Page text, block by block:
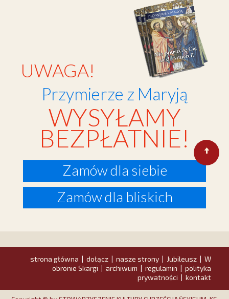
UWAGA!
Przymierze z Maryją
WYSYŁAMY
BEZPŁATNIE!
Zamów dla siebie
Zamów dla bliskich
strona główna dołącz nasze strony Jubileusz
W
obronie Skargi
archiwum regulamin
polityka
prywatności
kontakt